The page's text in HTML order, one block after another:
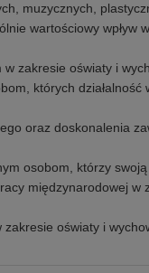
muzycznych,
wartościowy wpływ
zakresie oświaty i
których działalność
oraz doskonalenia
osobom, którzy swoją
międzynarodowej w
oświaty i